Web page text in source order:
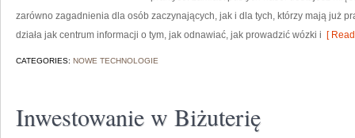
zarówno zagadnienia dla osób zaczynających, jak i dla tych, którzy mają już
działa jak centrum informacji o tym, jak odnawiać, jak prowadzić wózki i [
CATEGORIES: NOWE TECHNOLOGIE
Inwestowanie w Biżuterię